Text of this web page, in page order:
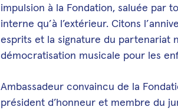
impulsion à la Fondation, saluée par
interne qu’à l’extérieur. Citons
esprits et la signature du partenariat
démocratisation musicale pour les
Ambassadeur convaincu de la
président d’honneur et membre du